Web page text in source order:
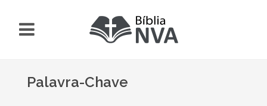
Palavra-Chave